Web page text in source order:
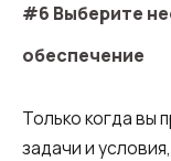
#6 Выберите
обеспечение
Только когда вы
задачи и